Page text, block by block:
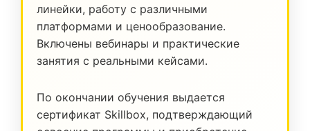
линейки, работу с различными
платформами и ценообразование.
Включены вебинары и практические
занятия с реальными кейсами.
По окончании обучения выдается
сертификат Skillbox, подтверждающий